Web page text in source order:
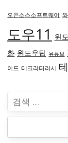
오픈소스소프트웨어
도우11 윈
화 윈도우팁 유튜브
이드 테크리터러시
검
색